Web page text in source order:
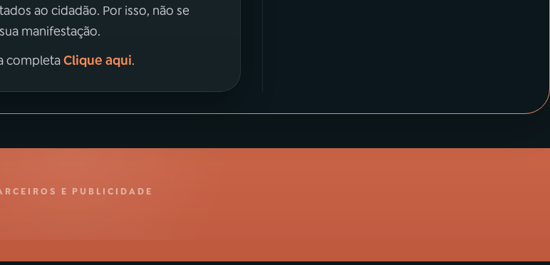
ao cidadão. Por isso, não se
manifestação.
completaClique aqui.
E PUBLICIDADE